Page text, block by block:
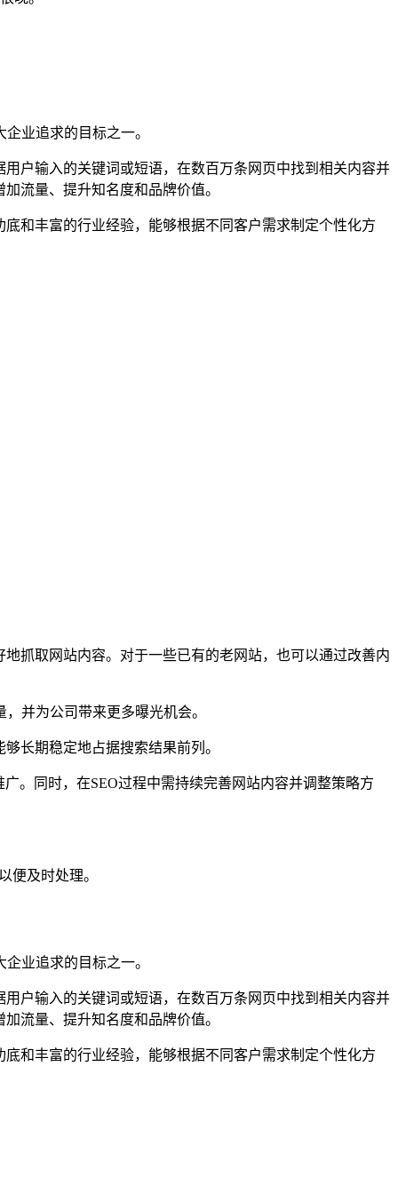
业追求的目标之一。
户输入的关键词或短语，在数百万条网页中找到相关内容并
流量、提升知名度和品牌价值。
和丰富的行业经验，能够根据不同客户需求制定个性化方
抓取网站内容。对于一些已有的老网站，也可以通过改善内
并为公司带来更多曝光机会。
长期稳定地占据搜索结果前列。
。同时，在SEO过程中需持续完善网站内容并调整策略方
便及时处理。
业追求的目标之一。
户输入的关键词或短语，在数百万条网页中找到相关内容并
流量、提升知名度和品牌价值。
和丰富的行业经验，能够根据不同客户需求制定个性化方